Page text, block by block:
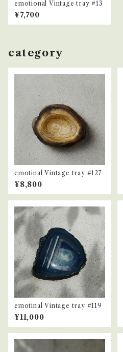
emotional Vintage tray #13
¥7,700
category
emotinal Vintage tray #127
¥8,800
emotinal Vintage tray #119
¥11,000